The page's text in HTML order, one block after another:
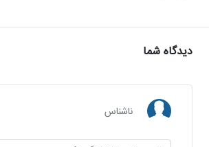
دیدگاه شما
ناشناس